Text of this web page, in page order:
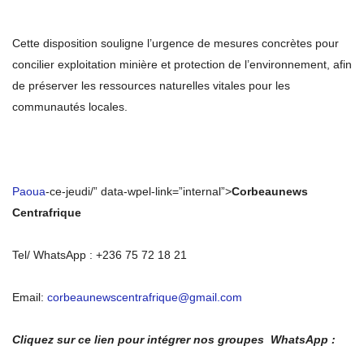
Cette disposition souligne l’urgence de mesures concrètes pour
concilier exploitation minière et protection de l’environnement, afin
de préserver les ressources naturelles vitales pour les
communautés locales.
Paoua-ce-jeudi/” data-wpel-link=”internal”>Corbeaunews
Centrafrique
Tel/ WhatsApp : +236 75 72 18 21
Email: corbeaunewscentrafrique@gmail.com
Cliquez sur ce lien pour intégrer nos groupes WhatsApp :